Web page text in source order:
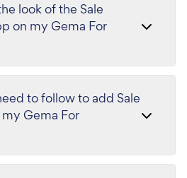
look of the Sale
on my Gema For
to follow to add Sale
Gema For